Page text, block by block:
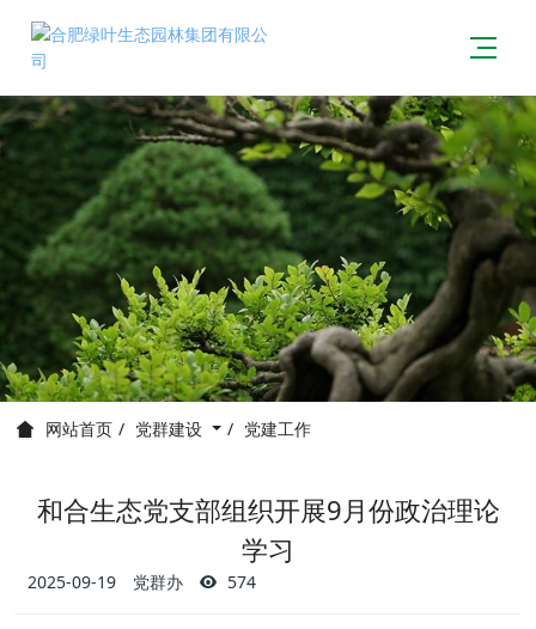
网站首页 党群建设 党建工作
和合生态党支部组织开展9月份政治理论
学习
2025-09-19 党群办 574